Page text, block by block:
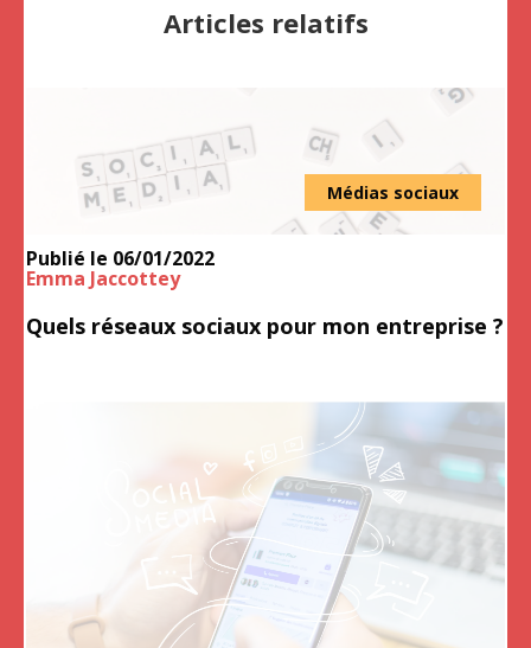
Articles relatifs
Médias sociaux
Publié le 06/01/2022
Emma Jaccottey
Quels réseaux sociaux pour mon entreprise ?